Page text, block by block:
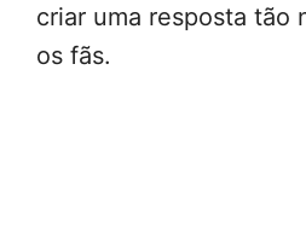
criar uma resposta tão
os fãs.